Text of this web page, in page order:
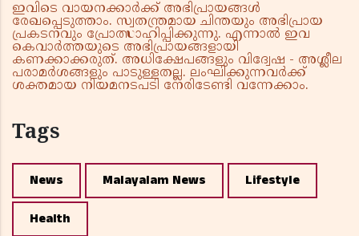
ഇവിടെ വായനക്കാർക്ക് അഭിപ്രായങ്ങൾ
രേഖപ്പെടുത്താം. സ്വതന്ത്രമായ ചിന്തയും അഭിപ്രായ
പ്രകടനവും പ്രോത്സാഹിപ്പിക്കുന്നു. എന്നാൽ ഇവ
കെവാർത്തയുടെ അഭിപ്രായങ്ങളായി
കണക്കാക്കരുത്. അധിക്ഷേപങ്ങളും വിദ്വേഷ - അശ്ലീല
പരാമർശങ്ങളും പാടുള്ളതല്ല. ലംഘിക്കുന്നവർക്ക്
ശക്തമായ നിയമനടപടി നേരിടേണ്ടി വന്നേക്കാം.
Tags
News Malayalam News Lifestyle
Health